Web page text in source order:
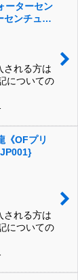
ーターセン
センチュリ
される方は
についての
《OFプリ
される方は
についての